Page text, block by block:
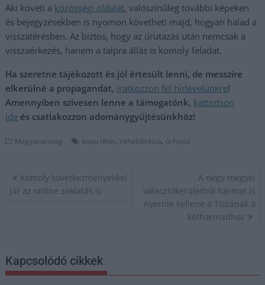
Aki követi a közösségi oldalát, valószínűleg további képeken
és bejegyzésekben is nyomon követheti majd, hogyan halad a
visszatérésben. Az biztos, hogy az űrutazás után nemcsak a
visszaérkezés, hanem a talpra állás is komoly feladat.
Ha szeretne tájékozott és jól értesült lenni, de messzire
elkerülné a propagandát, iratkozzon fel hírlevelünkre!
Amennyiben szívesen lenne a támogatónk, kattintson
ide és csatlakozzon adománygyűjtésünkhöz!
Magyarország kapu tibor, rehabilitáció, űrhajós
Bejegyzés
navigáció
Komoly következményekkel
jár az online zaklatás is
A négy megyei
választókerületből hármat is
nyernie kellene a Tiszának a
kétharmadhoz
Kapcsolódó cikkek